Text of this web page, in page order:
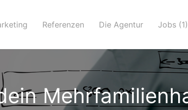
Referenzen Die Agentur Jobs (1)